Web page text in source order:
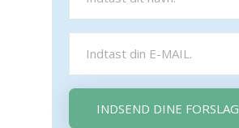
INDSEND DINE FORSLAG